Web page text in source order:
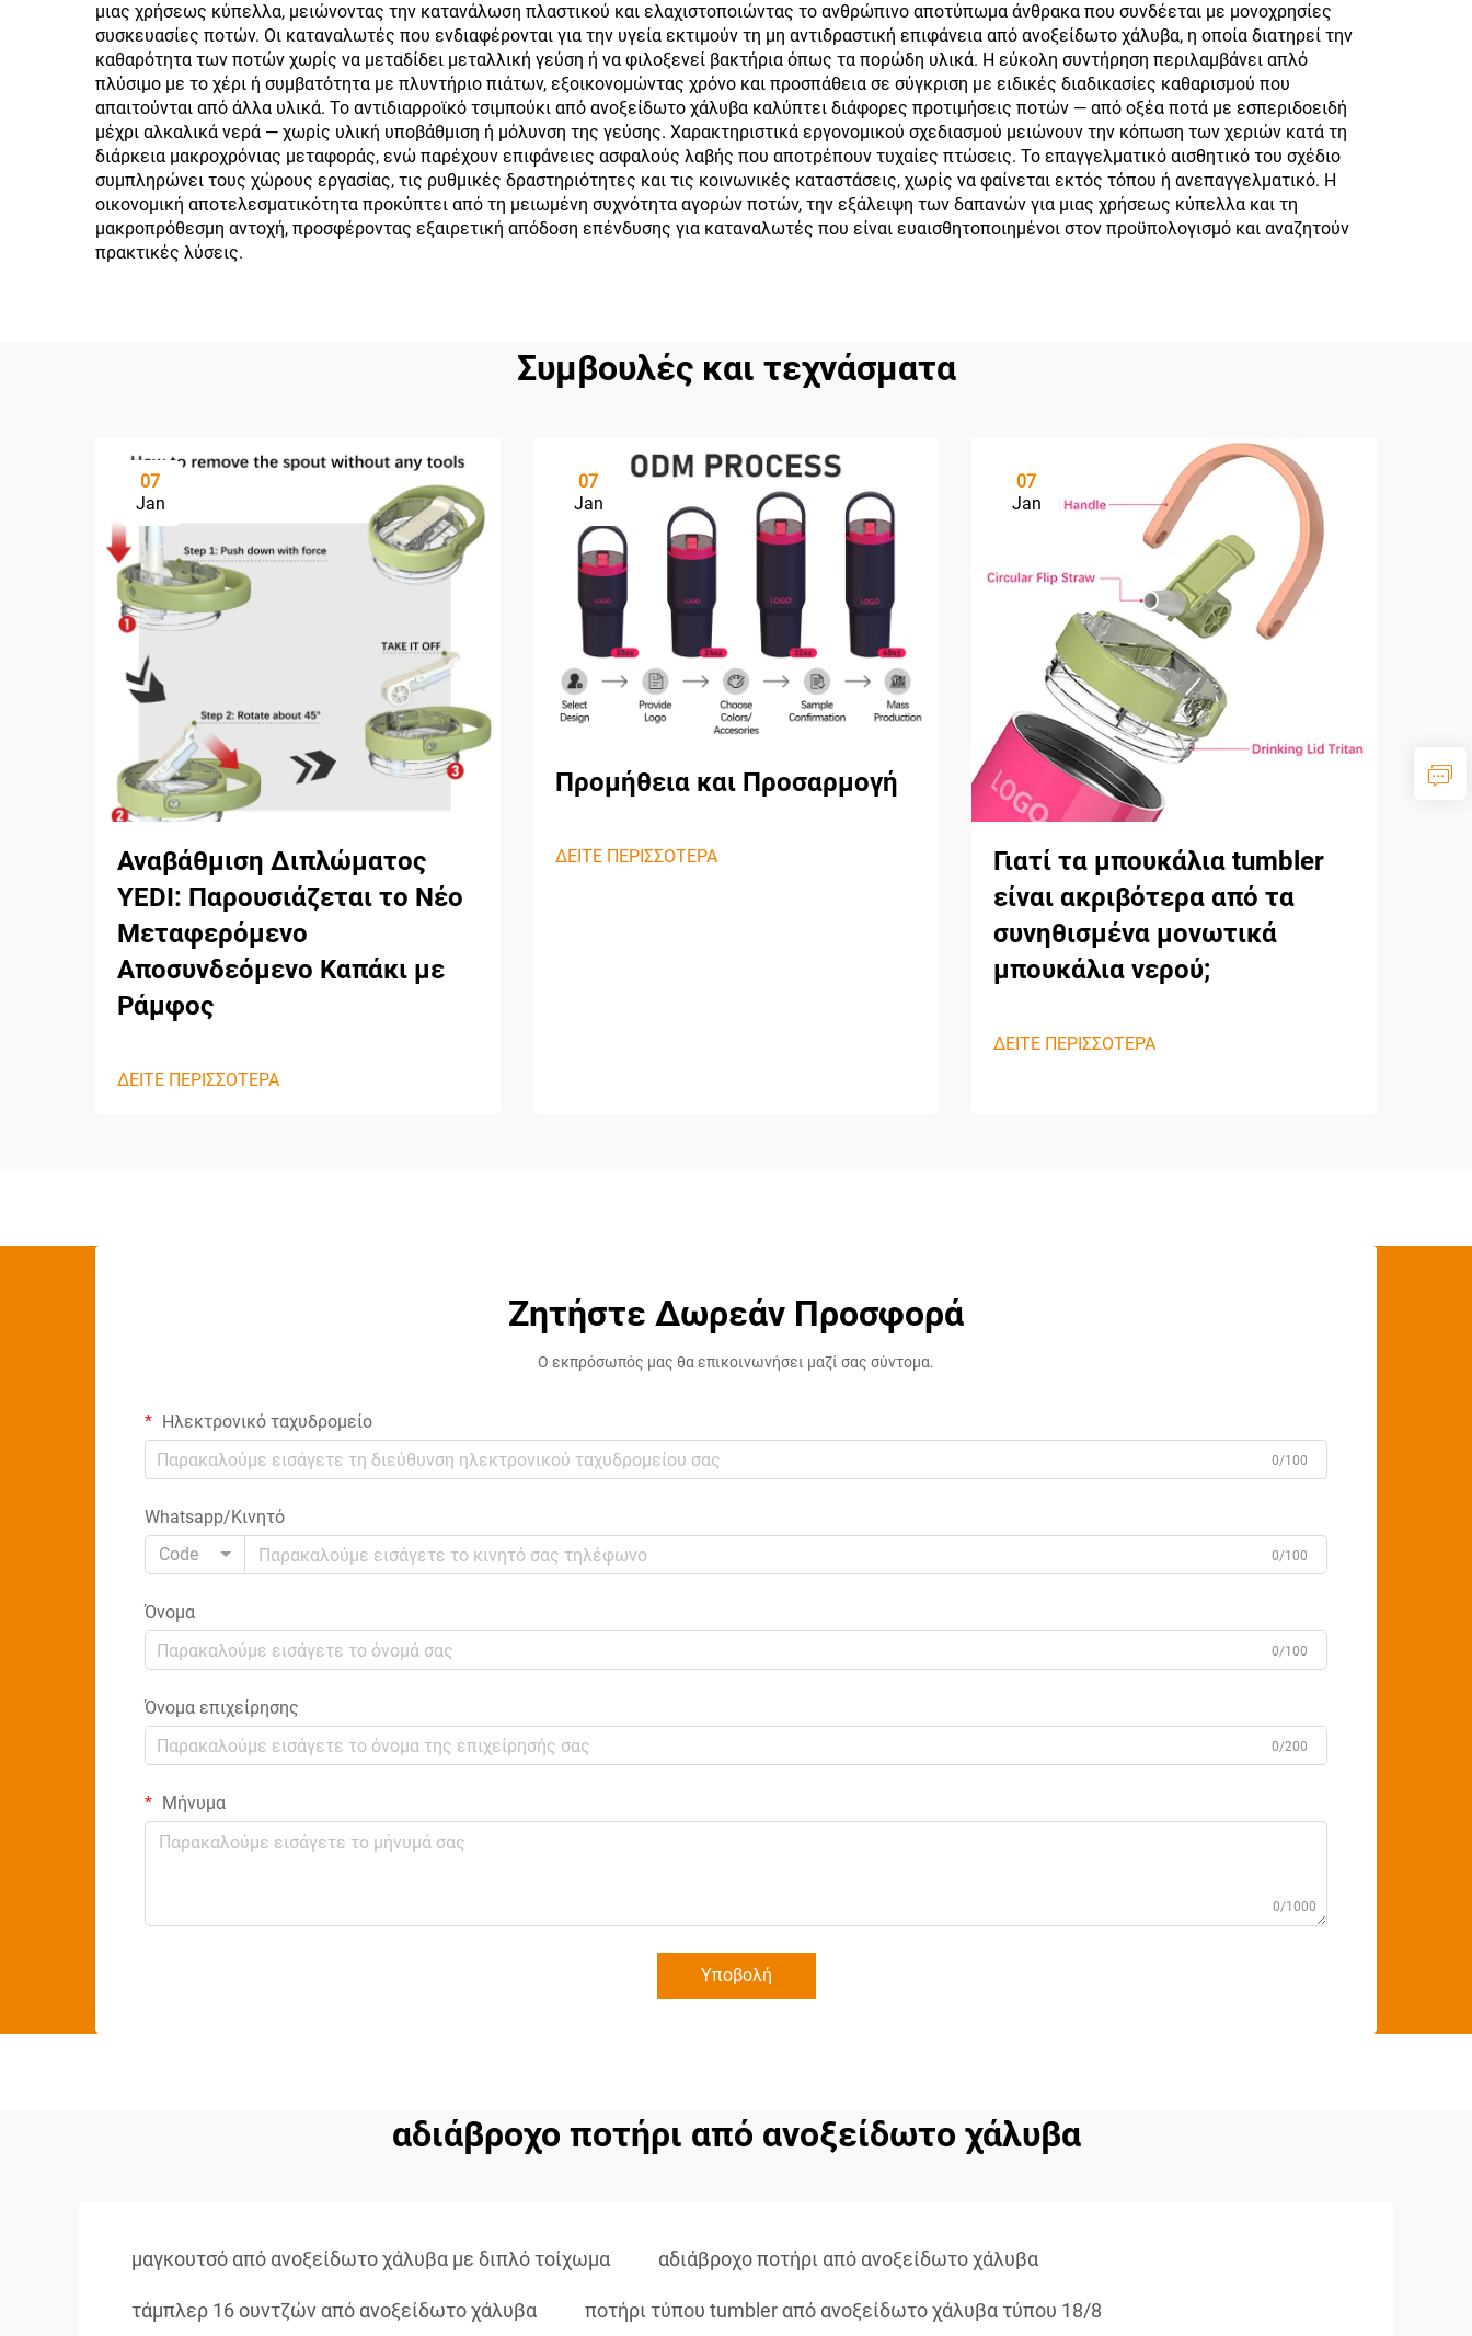
μιας χρήσεως κύπελλα, μειώνοντας την κατανάλωση πλαστικού και ελαχιστοποιώντας το ανθρώπινο αποτύπωμα άνθρακα που συνδέεται με μονοχρησίες
συσκευασίες ποτών. Οι καταναλωτές που ενδιαφέρονται για την υγεία εκτιμούν τη μη αντιδραστική επιφάνεια από ανοξείδωτο χάλυβα, η οποία διατηρεί την
καθαρότητα των ποτών χωρίς να μεταδίδει μεταλλική γεύση ή να φιλοξενεί βακτήρια όπως τα πορώδη υλικά. Η εύκολη συντήρηση περιλαμβάνει απλό
πλύσιμο με το χέρι ή συμβατότητα με πλυντήριο πιάτων, εξοικονομώντας χρόνο και προσπάθεια σε σύγκριση με ειδικές διαδικασίες καθαρισμού που
απαιτούνται από άλλα υλικά. Το αντιδιαρροϊκό τσιμπούκι από ανοξείδωτο χάλυβα καλύπτει διάφορες προτιμήσεις ποτών — από οξέα ποτά με εσπεριδοειδή
μέχρι αλκαλικά νερά — χωρίς υλική υποβάθμιση ή μόλυνση της γεύσης. Χαρακτηριστικά εργονομικού σχεδιασμού μειώνουν την κόπωση των χεριών κατά τη
διάρκεια μακροχρόνιας μεταφοράς, ενώ παρέχουν επιφάνειες ασφαλούς λαβής που αποτρέπουν τυχαίες πτώσεις. Το επαγγελματικό αισθητικό του σχέδιο
συμπληρώνει τους χώρους εργασίας, τις ρυθμικές δραστηριότητες και τις κοινωνικές καταστάσεις, χωρίς να φαίνεται εκτός τόπου ή ανεπαγγελματικό. Η
οικονομική αποτελεσματικότητα προκύπτει από τη μειωμένη συχνότητα αγορών ποτών, την εξάλειψη των δαπανών για μιας χρήσεως κύπελλα και τη
μακροπρόθεσμη αντοχή, προσφέροντας εξαιρετική απόδοση επένδυσης για καταναλωτές που είναι ευαισθητοποιημένοι στον προϋπολογισμό και αναζητούν
πρακτικές λύσεις.
Συμβουλές και τεχνάσματα
07
Jan
Αναβάθμιση Διπλώματος
YEDI: Παρουσιάζεται το Νέο
Μεταφερόμενο
Αποσυνδεόμενο Καπάκι με
Ράμφος
ΔΕΙΤΕ ΠΕΡΙΣΣΟΤΕΡΑ
07
Jan
Προμήθεια και Προσαρμογή
ΔΕΙΤΕ ΠΕΡΙΣΣΟΤΕΡΑ
07
Jan
Γιατί τα μπουκάλια tumbler
είναι ακριβότερα από τα
συνηθισμένα μονωτικά
μπουκάλια νερού;
ΔΕΙΤΕ ΠΕΡΙΣΣΟΤΕΡΑ
Ζητήστε Δωρεάν Προσφορά
Ο εκπρόσωπός μας θα επικοινωνήσει μαζί σας σύντομα.
Ηλεκτρονικό ταχυδρομείο
0/100
Whatsapp/Κινητό
Code
0/100
Όνομα
0/100
Όνομα επιχείρησης
0/200
Μήνυμα
0/1000
Υποβολή
αδιάβροχο ποτήρι από ανοξείδωτο χάλυβα
μαγκουτσό από ανοξείδωτο χάλυβα με διπλό τοίχωμα αδιάβροχο ποτήρι από ανοξείδωτο χάλυβα
τάμπλερ 16 ουντζών από ανοξείδωτο χάλυβα ποτήρι τύπου tumbler από ανοξείδωτο χάλυβα τύπου 18/8